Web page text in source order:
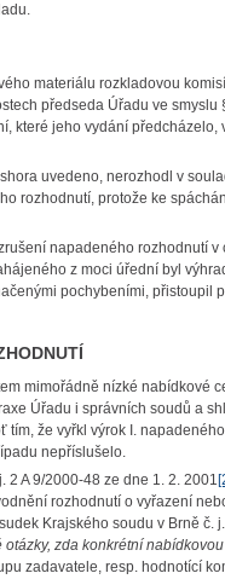
materiálu rozkladovou
předseda Úřadu ve smyslu
které jeho vydání předcházelo,
uvedeno, nerozhodl v
rozhodnutí, protože ke
napadeného rozhodnutí v
z moci úřední byl
pochybeními, přistoupil
mimořádně nízké nabídkové
Úřadu i správních soudů a
že vyřkl výrok I.
nepříslušelo.
2 A 9/2000-48 ze dne 1. 2. 2001
rozhodnutí o vyřazení
Krajského soudu v Brně č.
zda konkrétní
zadavatele, resp. hodnotící